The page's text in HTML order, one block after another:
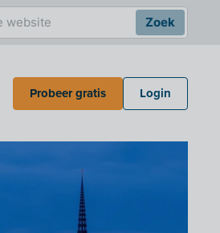
Zoek
Probeer gratis Login